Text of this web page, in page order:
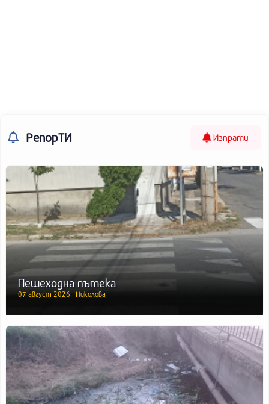
РепорТИ Изпрати
Пешеходна пътека
07 август 2026 | Николова